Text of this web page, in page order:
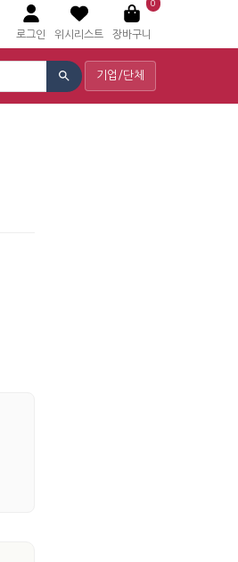
로그인 위시리스트
0
장바구니
기업/단체